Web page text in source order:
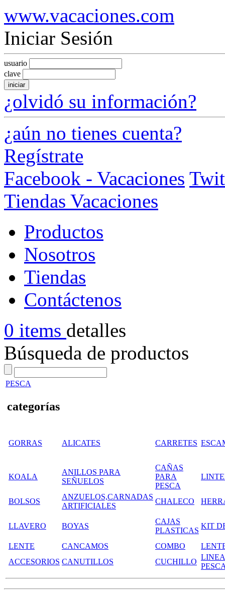
www.vacaciones.com
Iniciar Sesión
usuario
clave
iniciar
¿olvidó su información?
¿aún no tienes cuenta?
Regístrate
Facebook - Vacaciones
Tiendas Vacaciones
Productos
Nosotros
Tiendas
Contáctenos
0 items detalles
Búsqueda de productos
PESCA
categorías
GORRAS ALICATES CARRETES
KOALA
ANILLOS PARA
SEÑUELOS
CAÑAS
PARA
PESCA
BOLSOS
ANZUELOS,CARNADAS
ARTIFICIALES
CHALECO
LLAVERO BOYAS
CAJAS
PLASTICAS
KIT
LENTE CANCAMOS COMBO
ACCESORIOS CANUTILLOS CUCHILLO